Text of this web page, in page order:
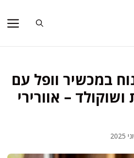
במכשיר וופל עם
– אוורירי